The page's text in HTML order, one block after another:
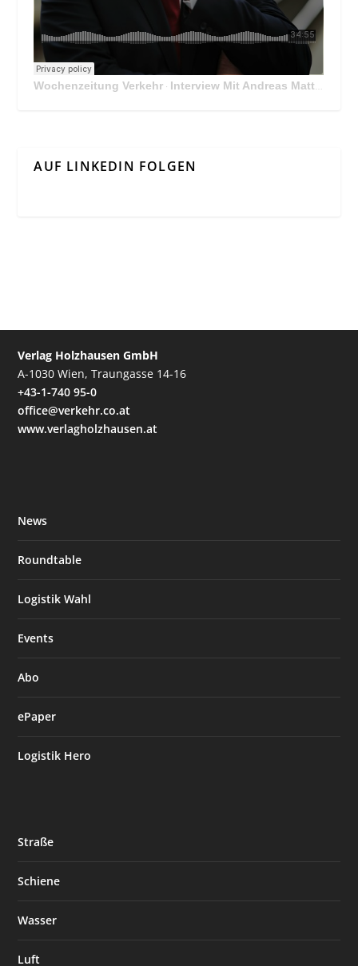
Wochenzeitung Verkehr · Interview Mit Andreas Matthä, CEO der ÖBB Holding
AUF LINKEDIN FOLGEN
Verlag Holzhausen GmbH
A-1030 Wien, Traungasse 14-16
+43-1-740 95-0
office@verkehr.co.at
www.verlagholzhausen.at
News
Roundtable
Logistik Wahl
Events
Abo
ePaper
Logistik Hero
Straße
Schiene
Wasser
Luft